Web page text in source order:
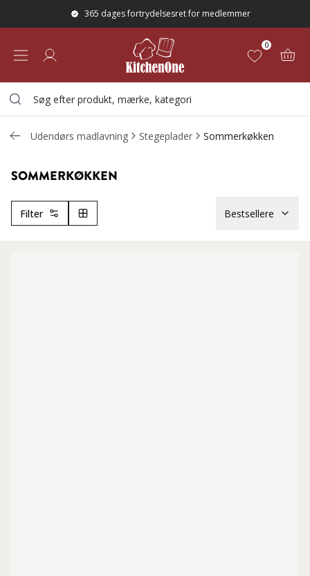
365 dages fortrydelsesret for medlemmer
0
Udendørs madlavning Stegeplader Sommerkøkken
SOMMERKØKKEN
Filter Bestsellere